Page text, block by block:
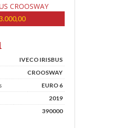
IVECO IRISBUS
CROOSWAY
EURO 6
2019
390000